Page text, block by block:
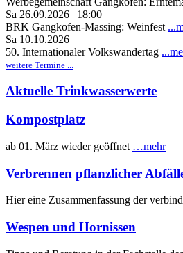
Sa 26.09.2026 | 18:00
BRK Gangkofen-Massing: Weinfest
Sa 10.10.2026
50. Internationaler Volkswandertag
weitere Termine ...
Aktuelle Trinkwasserwerte
Kompostplatz
ab 01. März wieder geöffnet …mehr
Verbrennen pflanzlicher
Hier eine Zusammenfassung der
Wespen und Hornissen